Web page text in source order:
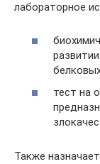
лабораторное
тест на
Также